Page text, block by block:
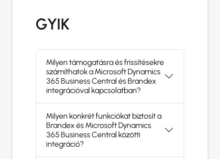
GYIK
Milyen támogatásra és frissítésekre
számíthatok a Microsoft Dynamics
365 Business Central és Brandex
integrációval kapcsolatban?
Milyen konkrét funkciókat biztosít a
Brandex és Microsoft Dynamics
365 Business Central közötti
integráció?